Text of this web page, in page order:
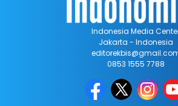
Indonesia Media
Jakarta - Indonesia
0853 1555 7788